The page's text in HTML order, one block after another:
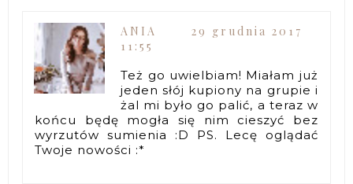
ANIA
29 grudnia 2017
11:55
Też go uwielbiam! Miałam już
jeden słój kupiony na grupie i
żal mi było go palić, a teraz w
końcu będę mogła się nim cieszyć bez
wyrzutów sumienia :D PS. Lecę oglądać
Twoje nowości :*